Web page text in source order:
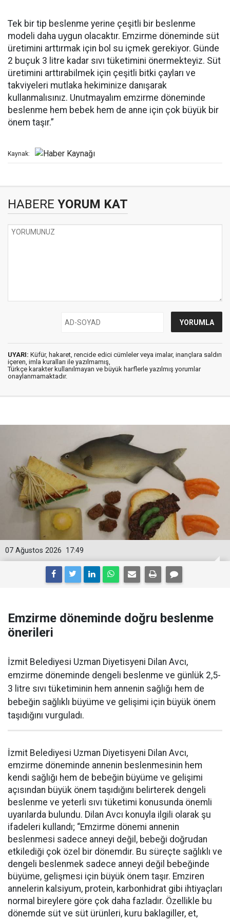
Tek bir tip beslenme yerine çeşitli bir beslenme
modeli daha uygun olacaktır. Emzirme döneminde süt
üretimini arttırmak için bol su içmek gerekiyor. Günde
2 buçuk 3 litre kadar sıvı tüketimini önermekteyiz. Süt
üretimini arttırabilmek için çeşitli bitki çayları ve
takviyeleri mutlaka hekiminize danışarak
kullanmalısınız. Unutmayalım emzirme döneminde
beslenme hem bebek hem de anne için çok büyük bir
önem taşır.”
Kaynak:
HABERE YORUM KAT
UYARI: Küfür, hakaret, rencide edici cümleler veya imalar, inançlara saldırı
içeren, imla kuralları ile yazılmamış,
Türkçe karakter kullanılmayan ve büyük harflerle yazılmış yorumlar
onaylanmamaktadır.
17:49
07 Ağustos 2026
Emzirme döneminde doğru beslenme
önerileri
İzmit Belediyesi Uzman Diyetisyeni Dilan Avcı,
emzirme döneminde dengeli beslenme ve günlük 2,5-
3 litre sıvı tüketiminin hem annenin sağlığı hem de
bebeğin sağlıklı büyüme ve gelişimi için büyük önem
taşıdığını vurguladı.
İzmit Belediyesi Uzman Diyetisyeni Dilan Avcı,
emzirme döneminde annenin beslenmesinin hem
kendi sağlığı hem de bebeğin büyüme ve gelişimi
açısından büyük önem taşıdığını belirterek dengeli
beslenme ve yeterli sıvı tüketimi konusunda önemli
uyarılarda bulundu. Dilan Avcı konuyla ilgili olarak şu
ifadeleri kullandı; “Emzirme dönemi annenin
beslenmesi sadece anneyi değil, bebeği doğrudan
etkilediği çok özel bir dönemdir. Bu süreçte sağlıklı ve
dengeli beslenmek sadece anneyi değil bebeğinde
büyüme, gelişmesi için büyük önem taşır. Emziren
annelerin kalsiyum, protein, karbonhidrat gibi ihtiyaçları
normal bireylere göre çok daha fazladır. Özellikle bu
dönemde süt ve süt ürünleri, kuru baklagiller, et,